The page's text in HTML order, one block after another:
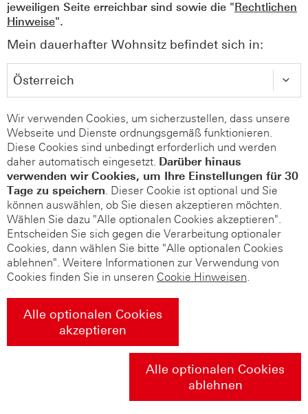
jeweiligen Seite erreichbar sind sowie die "Rechtlichen
Hinweise".
Mein dauerhafter Wohnsitz befindet sich in:
Wir verwenden Cookies, um sicherzustellen, dass unsere
Webseite und Dienste ordnungsgemäß funktionieren.
Diese Cookies sind unbedingt erforderlich und werden
daher automatisch eingesetzt. Darüber hinaus
verwenden wir Cookies, um Ihre Einstellungen für 30
Tage zu speichern. Dieser Cookie ist optional und Sie
können auswählen, ob Sie diesen akzeptieren möchten.
Wählen Sie dazu "Alle optionalen Cookies akzeptieren".
Entscheiden Sie sich gegen die Verarbeitung optionaler
Cookies, dann wählen Sie bitte "Alle optionalen Cookies
ablehnen". Weitere Informationen zur Verwendung von
Cookies finden Sie in unseren Cookie Hinweisen.
Alle optionalen Cookies
akzeptieren
Alle optionalen Cookies
ablehnen